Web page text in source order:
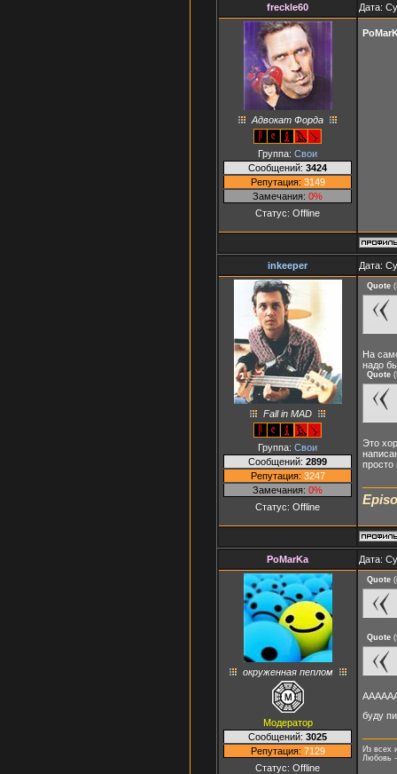
freckle60 Дата:
Адвокат Форда
Группа: Свои
Сообщений: 3424
Репутация: 3149
Замечания: 0%
Статус: Offline
inkeeper Дата:
Fall in MAD
Группа: Свои
Сообщений: 2899
Репутация: 3247
Замечания: 0%
Статус: Offline
Quote (
На
надо
Quote (
Это
PoMarKa Дата:
окруженная пеплом
Модератор
Сообщений: 3025
Репутация: 7129
Статус: Offline
Quote (
Quote (
буду
Из всех
Любовь